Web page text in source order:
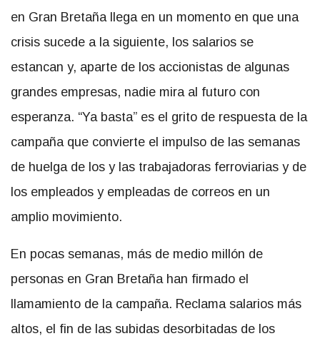
en Gran Bretaña llega en un momento en que una
crisis sucede a la siguiente, los salarios se
estancan y, aparte de los accionistas de algunas
grandes empresas, nadie mira al futuro con
esperanza. “Ya basta” es el grito de respuesta de la
campaña que convierte el impulso de las semanas
de huelga de los y las trabajadoras ferroviarias y de
los empleados y empleadas de correos en un
amplio movimiento.
En pocas semanas, más de medio millón de
personas en Gran Bretaña han firmado el
llamamiento de la campaña. Reclama salarios más
altos, el fin de las subidas desorbitadas de los